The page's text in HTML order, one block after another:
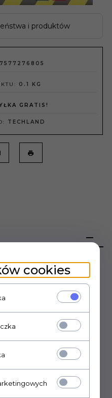
i produktów
0.1 KG
GRATIS!
TECHLAND
szalone maszyny!
i mechanizmy do
odkryć i rozwiązać
jakie staną przed Tobą!
- wynalazcę i
rozwiązań, toteż
cookies